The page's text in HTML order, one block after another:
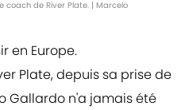
coach de River Plate. | Marcelo
en Europe.
Plate, depuis sa prise de
Gallardo n'a jamais été